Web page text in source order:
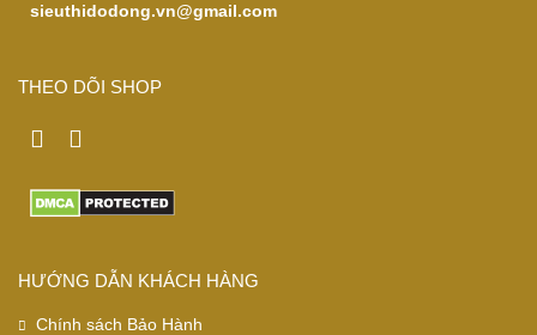
sieuthidodong.vn@gmail.com
THEO DÕI SHOP
HƯỚNG DẪN KHÁCH HÀNG
Chính sách Bảo Hành